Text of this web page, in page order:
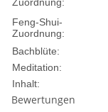
Zuordnung:
Feng-Shui-
Zuordnung:
Bachblüte:
Meditation:
Inhalt:
Bewertungen